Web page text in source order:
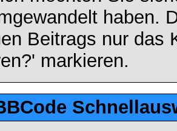
haben.
Beitrags nur das
markieren.